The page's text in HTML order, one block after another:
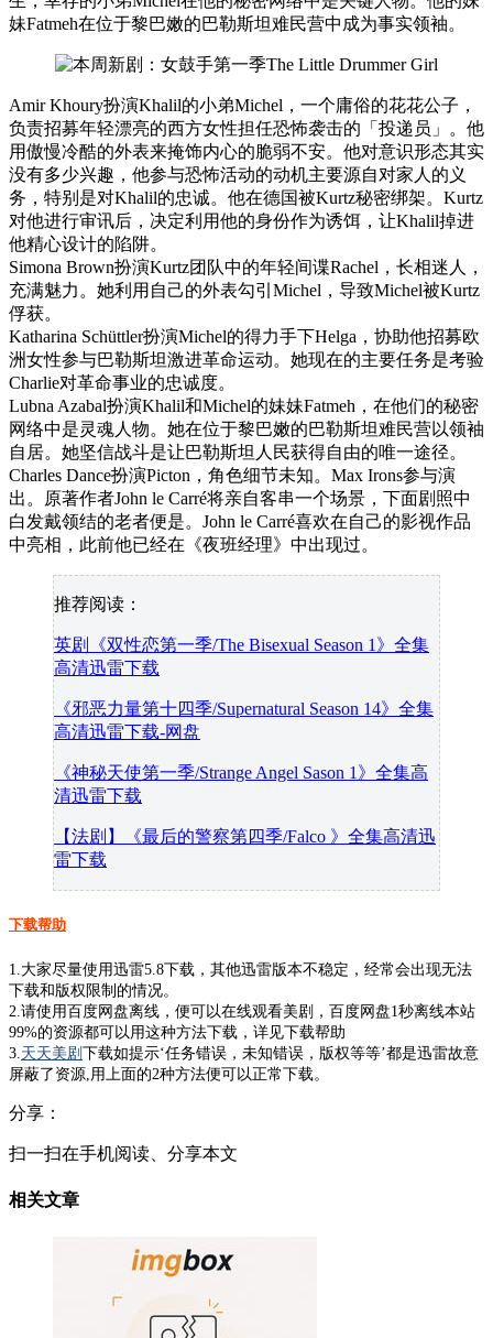
妹Fatmeh在位于黎巴嫩的巴勒斯坦难民营中成为事实领袖。
Amir Khoury扮演Khalil的小弟Michel，一个庸俗的花花公子，
负责招募年轻漂亮的西方女性担任恐怖袭击的「投递员」。他
用傲慢冷酷的外表来掩饰内心的脆弱不安。他对意识形态其实
没有多少兴趣，他参与恐怖活动的动机主要源自对家人的义
务，特别是对Khalil的忠诚。他在德国被Kurtz秘密绑架。Kurtz
对他进行审讯后，决定利用他的身份作为诱饵，让Khalil掉进
他精心设计的陷阱。
Simona Brown扮演Kurtz团队中的年轻间谍Rachel，长相迷人，
充满魅力。她利用自己的外表勾引Michel，导致Michel被Kurtz
俘获。
Katharina Schüttler扮演Michel的得力手下Helga，协助他招募欧
洲女性参与巴勒斯坦激进革命运动。她现在的主要任务是考验
Charlie对革命事业的忠诚度。
Lubna Azabal扮演Khalil和Michel的妹妹Fatmeh，在他们的秘密
网络中是灵魂人物。她在位于黎巴嫩的巴勒斯坦难民营以领袖
自居。她坚信战斗是让巴勒斯坦人民获得自由的唯一途径。
Charles Dance扮演Picton，角色细节未知。Max Irons参与演
出。原著作者John le Carré将亲自客串一个场景，下面剧照中
白发戴领结的老者便是。John le Carré喜欢在自己的影视作品
中亮相，此前他已经在《夜班经理》中出现过。
推荐阅读：
英剧《双性恋第一季/The Bisexual Season 1》全集
高清迅雷下载
《邪恶力量第十四季/Supernatural Season 14》全集
高清迅雷下载-网盘
《神秘天使第一季/Strange Angel Sason 1》全集高
清迅雷下载
【法剧】《最后的警察第四季/Falco 》全集高清迅
雷下载
下载帮助
1.大家尽量使用迅雷5.8下载，其他迅雷版本不稳定，经常会出现无法
下载和版权限制的情况。
2.请使用百度网盘离线，便可以在线观看美剧，百度网盘1秒离线本站
99%的资源都可以用这种方法下载，详见下载帮助
3.天天美剧 下载如提示‘任务错误，未知错误，版权等等’都是迅雷故意
屏蔽了资源,用上面的2种方法便可以正常下载。
分享：
扫一扫在手机阅读、分享本文
相关文章